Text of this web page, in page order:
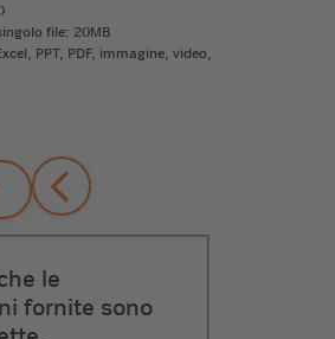
file: 20MB
PPT, PDF, immagine, video,
le
fornite sono